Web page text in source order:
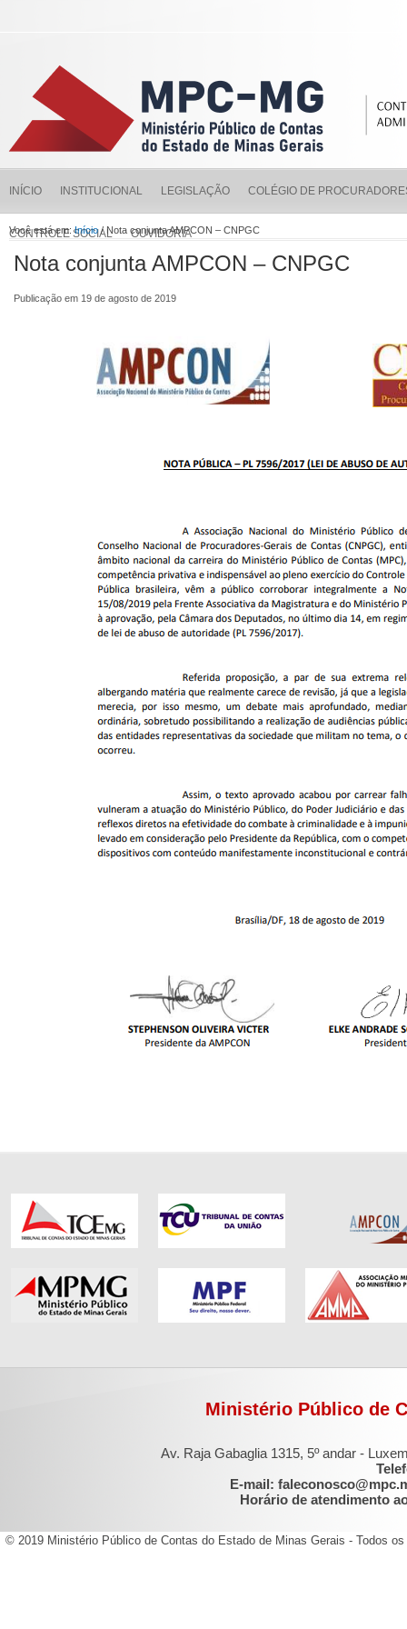
INÍCIO INSTITUCIONAL LEGISLAÇÃO COLÉGIO DE
CONTROLE SOCIAL OUVIDORIA
Você está em:Início/ Nota conjunta AMPCON – CNPGC
Nota conjunta AMPCON – CNPGC
Publicação em 19 de agosto de 2019
Ministério Público de
Av. Raja Gabaglia 1315, 5º andar -
E-mail:
Horário de atendimento
© 2019 Ministério Público de Contas do Estado de Minas Gerais - Todos